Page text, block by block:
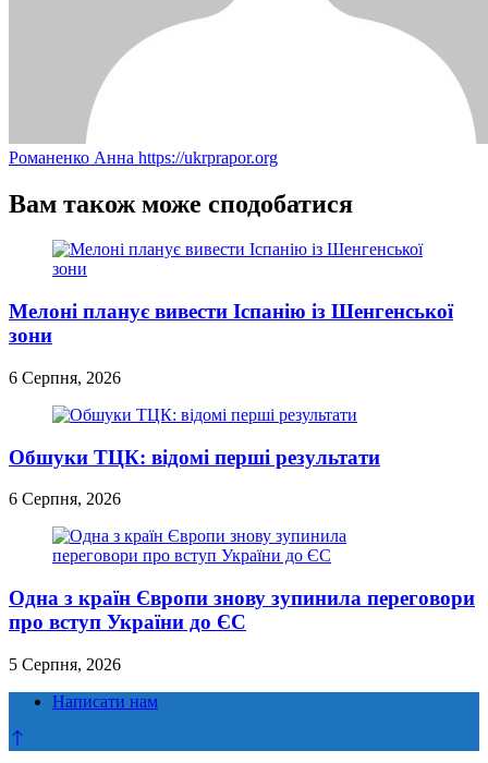
Романенко Анна https://ukrprapor.org
Вам також може сподобатися
Мелоні планує вивести Іспанію із Шенгенської
зони
6 Серпня, 2026
Обшуки ТЦК: відомі перші результати
6 Серпня, 2026
Одна з країн Європи знову зупинила переговори
про вступ України до ЄС
5 Серпня, 2026
Написати нам
Прокрутка
до